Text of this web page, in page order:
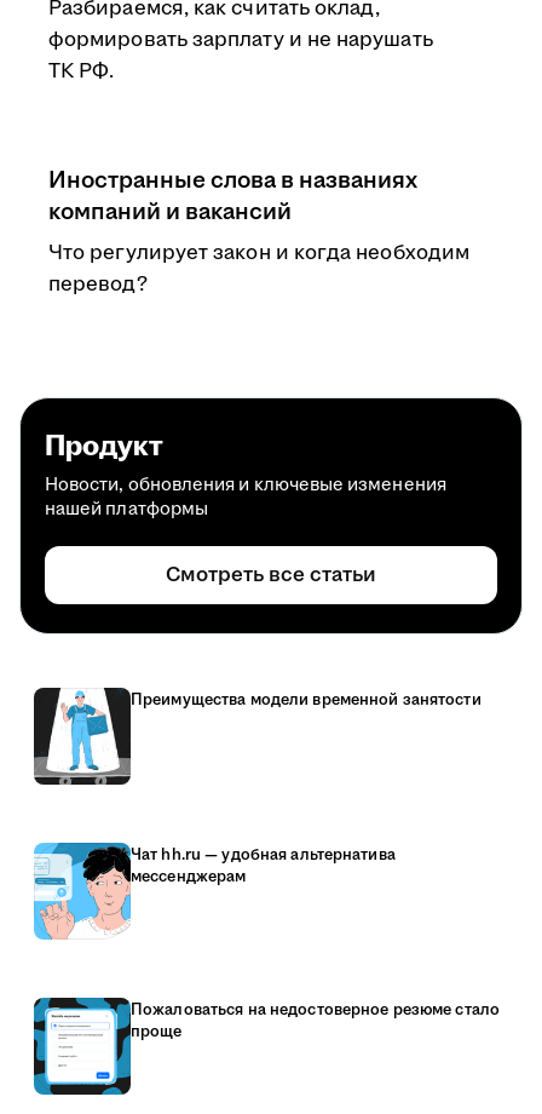
Разбираемся, как считать оклад,
формировать зарплату и не нарушать
ТК РФ.
Иностранные слова в названиях
компаний и вакансий
Что регулирует закон и когда необходим
перевод?
Продукт
Новости, обновления и ключевые изменения
нашей платформы
Смотреть все статьи
Преимущества модели временной занятости
Чат hh.ru — удобная альтернатива
мессенджерам
Пожаловаться на недостоверное резюме стало
проще